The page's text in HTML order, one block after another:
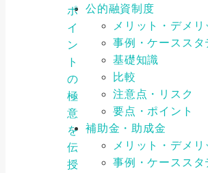
ポ
イ
ン
ト
の
極
意
を
伝
授
公的融資制度
メリット・デメリ
事例・ケーススタ
基礎知識
比較
注意点・リスク
要点・ポイント
補助金・助成金
メリット・デメリ
事例・ケーススタ